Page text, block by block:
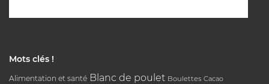
Mots clés !
Alimentation et santé Blanc de poulet Boulettes Cacao